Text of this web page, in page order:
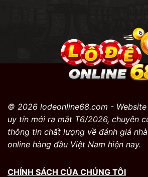
© 2026 lodeonline68.com -
uy tín mới ra mắt T6/2026, chuyên
thông tin chất lượng về đánh giá
online hàng đầu Việt Nam hiện nay.
CHÍNH SÁCH CỦA CHÚNG TÔI